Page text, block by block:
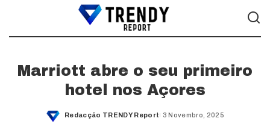
Marriott abre o seu primeiro
hotel nos Açores
Posted
Redacção TRENDY Report 3 Novembro, 2025